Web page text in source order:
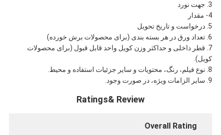
3. جهت نورد
4- مقدار
5. درخواست و تاریخ تحویل
6. تعداد ورق در هر بسته بندی (برای محصولات برش خورده)
7. قطر داخلی و حداکثر وزن کویل واحد قابل قبول (برای محصولات
کویل).
8. نوع فیلم، رنگ، محتویات و سایر جزئیات استفاده و محیط.
9. سایر الزامات ویژه، در صورت وجود.
Ratings& Review
Overall Rating